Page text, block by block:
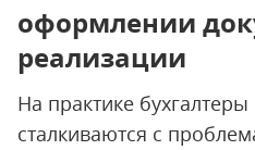
оформлении
реализации
На практике
сталкиваются с